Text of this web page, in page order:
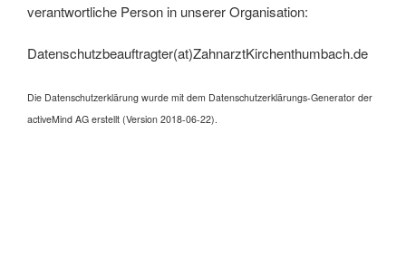
verantwortliche Person in unserer Organisation:
Datenschutzbeauftragter(at)ZahnarztKirchenthumbach.de
Die Datenschutzerklärung wurde mit dem Datenschutzerklärungs-Generator der
activeMind AG erstellt (Version 2018-06-22).